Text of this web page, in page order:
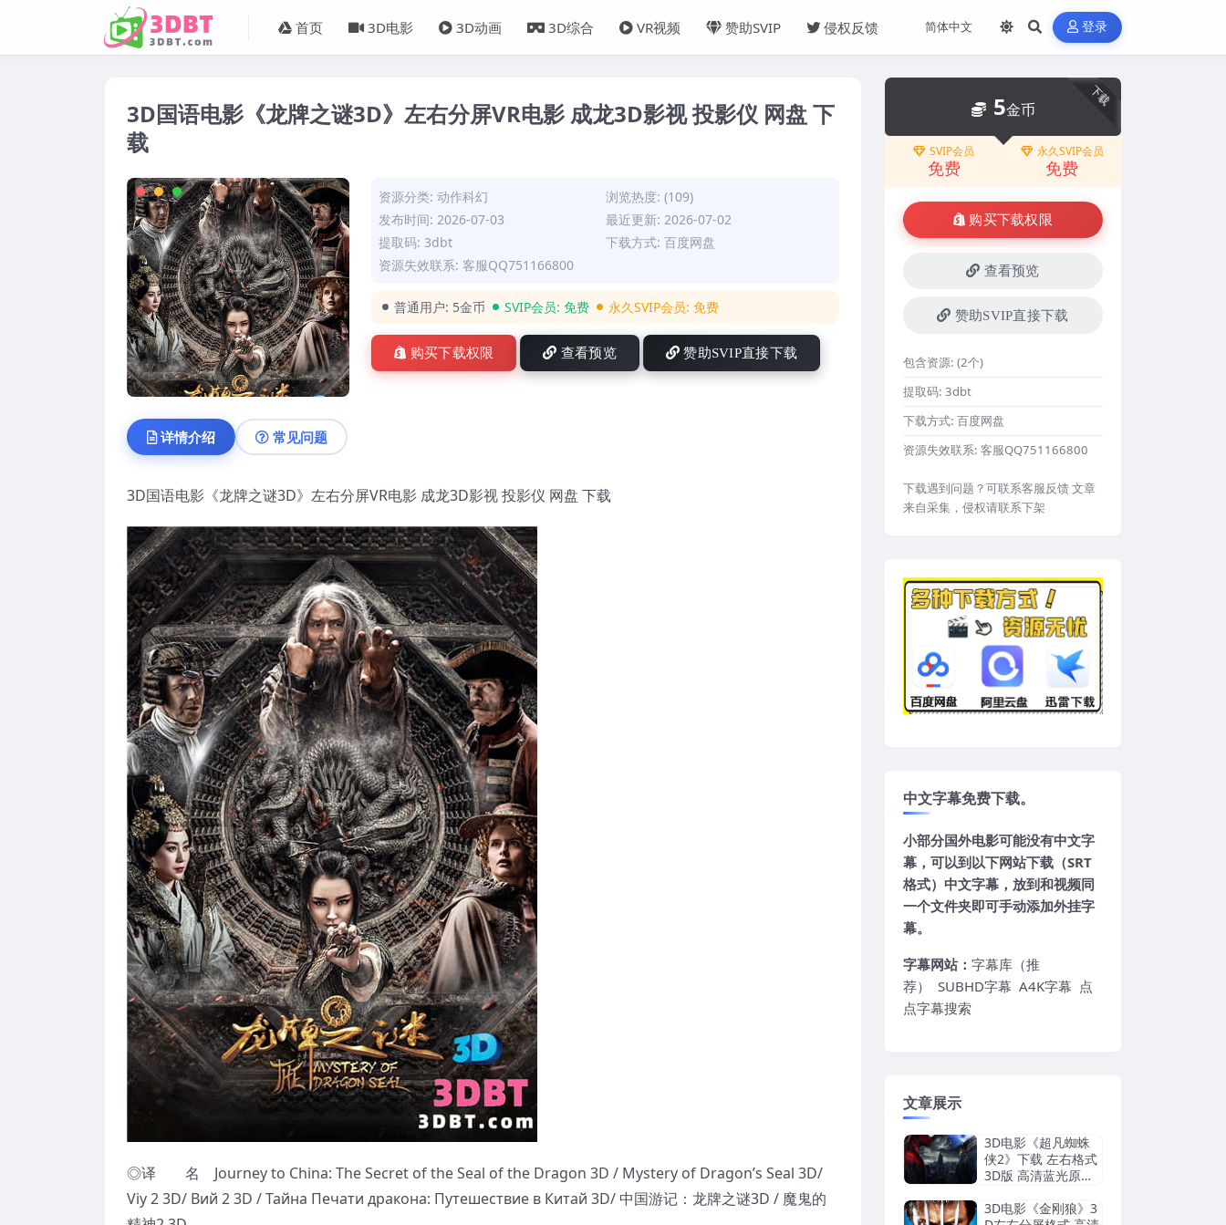
首页 3D电影 3D动画 3D综合 VR视频 赞助SVIP 侵权反馈 登录
3D国语电影《龙牌之谜3D》左右分屏VR电影 成龙3D影视 投影仪 网盘 下
载
资源分类:动作科幻
浏览热度: (109)
发布时间: 2026-07-03
最近更新: 2026-07-02
提取码: 3dbt
下载方式: 百度网盘
资源失效联系: 客服QQ751166800
普通用户: 5金币 SVIP会员:免费 永久SVIP会员:免费
购买下载权限 查看预览 赞助SVIP直接下载
详情介绍 常见问题
3D国语电影《龙牌之谜3D》左右分屏VR电影 成龙3D影视 投影仪 网盘 下载
◎译 名 Journey to China: The Secret of the Seal of the Dragon 3D / Mystery of Dragon’s Seal 3D/
Viy 2 3D/ Вий 2 3D / Тайна Печати дракона: Путешествие в Китай 3D/ 中国游记：龙牌之谜3D / 魔鬼的
下载
5金币
SVIP会员
免费
永久SVIP会员
免费
购买下载权限
查看预览
赞助SVIP直接下载
包含资源: (2个)
提取码: 3dbt
下载方式: 百度网盘
资源失效联系: 客服QQ751166800
下载遇到问题？可联系客服反馈 文章
来自采集，侵权请联系下架
中文字幕免费下载。
小部分国外电影可能没有中文字
幕，可以到以下网站下载（SRT
格式）中文字幕，放到和视频同
一个文件夹即可手动添加外挂字
幕。
字幕网站： 字幕库（推
荐）
SUBHD字幕 A4K字幕 点
点字幕搜索
文章展示
3D电影《超凡蜘蛛
侠2》下载 左右格式
3D版 高清蓝光原盘
3D电影《金刚狼》3